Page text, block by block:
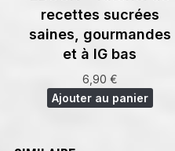
recettes sucrées
saines, gourmandes
et à IG bas
6,90 €
Ajouter au panier